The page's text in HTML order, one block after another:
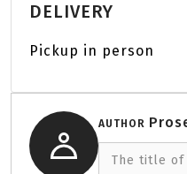
DELIVERY
Pickup in person
AUTHOR
The title of